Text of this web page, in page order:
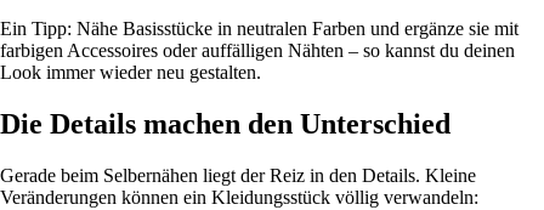
Ein Tipp: Nähe Basisstücke in neutralen Farben und ergänze sie mit
farbigen Accessoires oder auffälligen Nähten – so kannst du deinen
Look immer wieder neu gestalten.
Die Details machen den Unterschied
Gerade beim Selbernähen liegt der Reiz in den Details. Kleine
Veränderungen können ein Kleidungsstück völlig verwandeln: